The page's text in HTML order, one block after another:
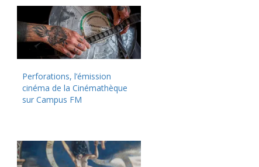
Perforations, l’émission
cinéma de la Cinémathèque
sur Campus FM